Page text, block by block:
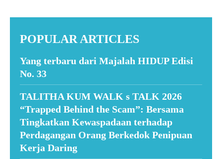
POPULAR ARTICLES
Yang terbaru dari Majalah HIDUP Edisi
No. 33
TALITHA KUM WALK s TALK 2026
“Trapped Behind the Scam”: Bersama
Tingkatkan Kewaspadaan terhadap
Perdagangan Orang Berkedok Penipuan
Kerja Daring